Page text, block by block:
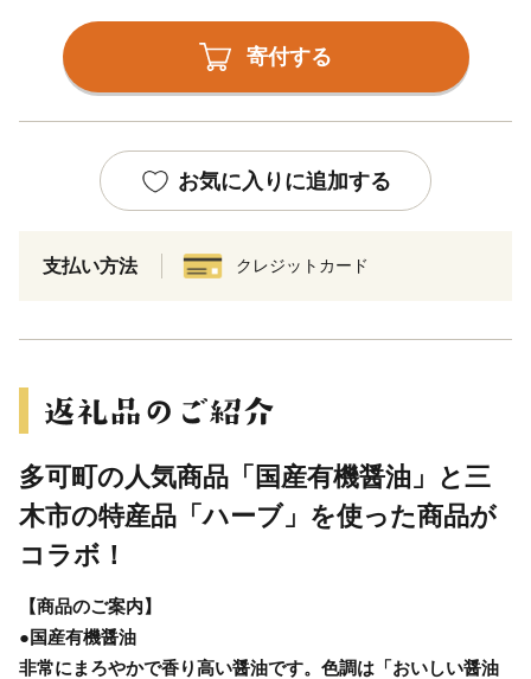
寄付する
お気に入りに追加する
支払い方法 クレジットカード
多可町の人気商品「国産有機醤油」と三
木市の特産品「ハーブ」を使った商品が
コラボ！
【商品のご案内】
●国産有機醤油
非常にまろやかで香り高い醤油です。色調は「おいしい醤油